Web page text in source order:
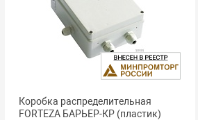
Коробка распределительная
FORTEZA БАРЬЕР-КР (пластик)